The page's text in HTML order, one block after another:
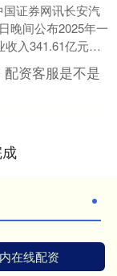
证券网讯长安汽
晚间公布2025年一
入341.61亿元，
归母净利....
配资客服是不是
在线配资